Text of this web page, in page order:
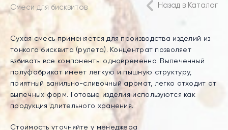
Смеси для бисквитов Назад в Каталог
Сухая смесь применяется для производства изделий из
тонкого бисквита (рулета). Концентрат позволяет
взбивать все компоненты одновременно. Выпеченный
полуфабрикат имеет легкую и пышную структуру,
приятный ванильно-сливочный аромат, легко отходит от
выпечных форм. Готовые изделия используются как
продукция длительного хранения.
Стоимость уточняйте у менеджера